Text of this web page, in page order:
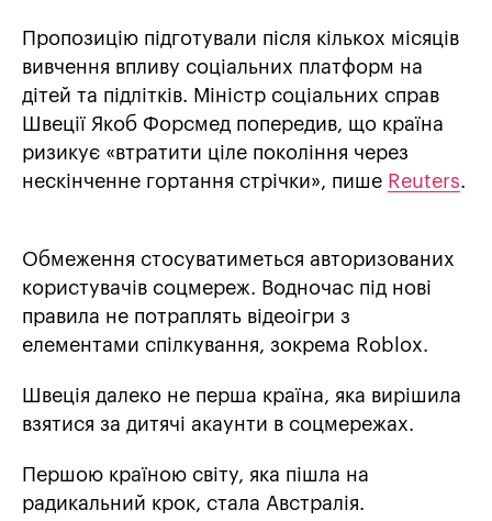
Пропозицію підготували після кількох місяців
вивчення впливу соціальних платформ на
дітей та підлітків. Міністр соціальних справ
Швеції Якоб Форсмед попередив, що країна
ризикує «втратити ціле покоління через
нескінченне гортання стрічки», пише Reuters.
Обмеження стосуватиметься авторизованих
користувачів соцмереж. Водночас під нові
правила не потраплять відеоігри з
елементами спілкування, зокрема Roblox.
Швеція далеко не перша країна, яка вирішила
взятися за дитячі акаунти в соцмережах.
Першою країною світу, яка пішла на
радикальний крок, стала Австралія.